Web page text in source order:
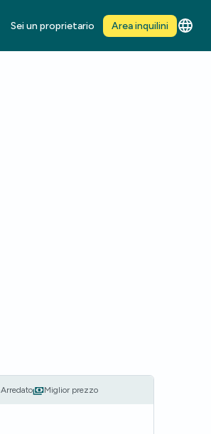
Sei un proprietario Area inquilini
Arredato Miglior prezzo